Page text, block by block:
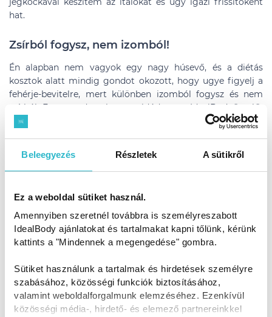
Beleegyezés Részletek A sütikről
Ez a weboldal sütiket használ.
Amennyiben szeretnél továbbra is személyreszabott
IdealBody ajánlatokat és tartalmakat kapni tőlünk, kérünk
kattints a "Mindennek a megengedése" gombra.
Sütiket használunk a tartalmak és hirdetések személyre
szabásához, közösségi funkciók biztosításához,
valamint weboldalforgalmunk elemzéséhez. Ezenkívül
közösségi média-, hirdető- és elemező partnereinkkel
hat.
Zsírból fogysz, nem izomból!
Én alapban nem vagyok egy nagy húsevő, és a diétás
kosztok alatt mindig gondot okozott, hogy ugye figyelj a
fehérje-bevitelre, mert különben izomból fogysz és nem
zsírból. Ez a gondom is megoldódott az IdealBody®-val ®
hisz fehérje turmix:)
A verseny, illetve azt mondom, hogy a diéta, verseny
részének az
hétben az intenzív kúra alatt lement 4 kiló, és a második két
majdnem 2. Összességében elégedett vagyok az egy hónap
eredményével, és nagyon örülök, hogy megismertem az
IdealBody® ®-t mert úgy gondolom, hogy hosszú távon
használni fogom, ha egyszer már bevált. Célom még, hogy
intenzív kúrámat holnap kezdem is:)
Köszönök mindent Laurának, akit mindig meg lehet találni
bármilyen kérdéssel, vagy ha kicsit elakad az ember a